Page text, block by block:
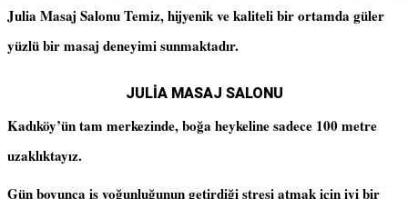
Julia Masaj Salonu Temiz, hijyenik ve kaliteli bir ortamda güler
yüzlü bir masaj deneyimi sunmaktadır.
JULİA MASAJ SALONU
Kadıköy’ün tam merkezinde, boğa heykeline sadece 100 metre
uzaklıktayız.
Gün boyunca iş yoğunluğunun getirdiği stresi atmak için iyi bir